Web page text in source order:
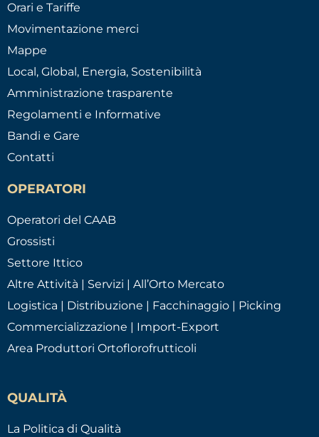
Orari e Tariffe
Movimentazione merci
Mappe
Local, Global, Energia, Sostenibilità
Amministrazione trasparente
Regolamenti e Informative
Bandi e Gare
Contatti
OPERATORI
Operatori del CAAB
Grossisti
Settore Ittico
Altre Attività | Servizi | All’Orto Mercato
Logistica | Distribuzione | Facchinaggio | Picking
Commercializzazione | Import-Export
Area Produttori Ortoflorofrutticoli
QUALITÀ
La Politica di Qualità